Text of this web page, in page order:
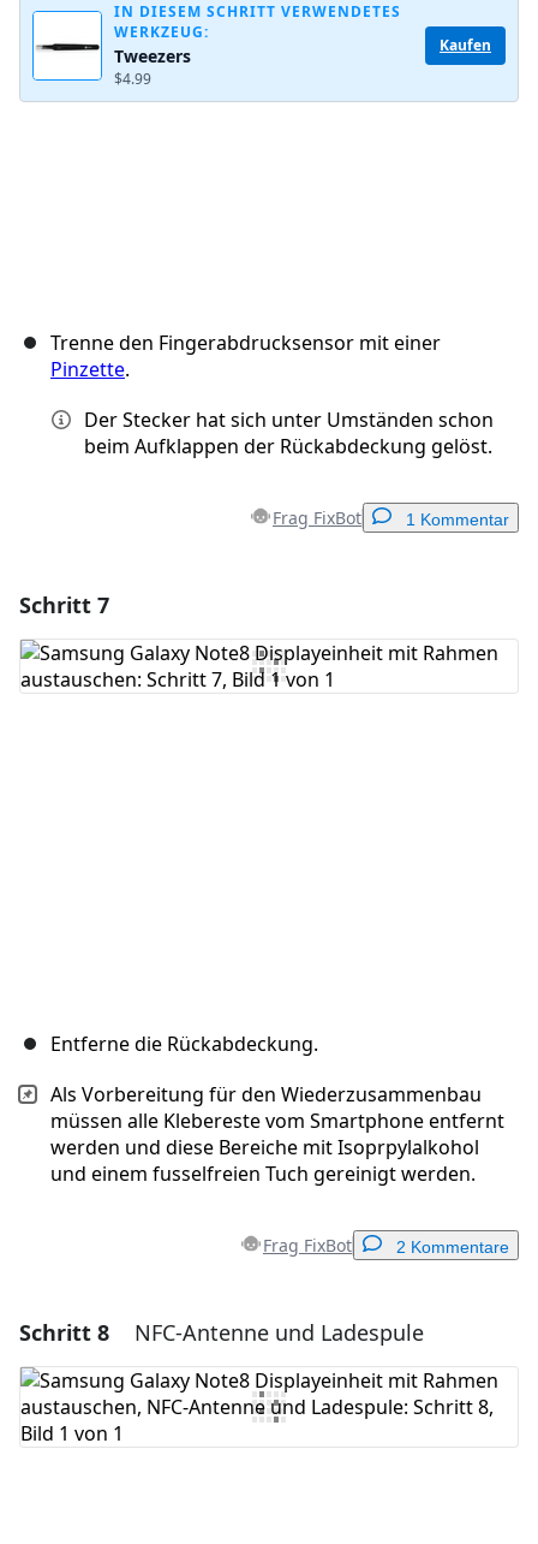
Kommentieren
IN DIESEM SCHRITT VERWENDETES
WERKZEUG:
Tweezers
$4.99
Kaufen
Trenne den Fingerabdrucksensor mit einer
Pinzette.
Der Stecker hat sich unter Umständen schon
beim Aufklappen der Rückabdeckung gelöst.
Frag FixBot 1 Kommentar
Kommentar hinzufügen
Schritt 7
Entferne die Rückabdeckung.
Als Vorbereitung für den Wiederzusammenbau
müssen alle Klebereste vom Smartphone entfernt
werden und diese Bereiche mit Isoprpylalkohol
und einem fusselfreien Tuch gereinigt werden.
Frag FixBot 2 Kommentare
Einen Kommentar hinzufügen
Kommentar hinzufügen
Schritt 8 NFC-Antenne und Ladespule